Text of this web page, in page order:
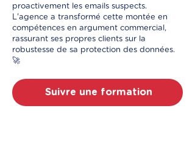
proactivement les emails suspects.
L'agence a transformé cette montée en
compétences en argument commercial,
rassurant ses propres clients sur la
robustesse de sa protection des données.
🚀
Suivre une formation